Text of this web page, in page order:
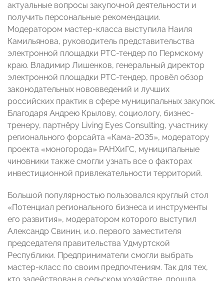
актуальные вопросы закупочной деятельности и
получить персональные рекомендации.
Модератором мастер-класса выступила Наиля
Камильянова, руководитель представительства
электронной площадки РТС-тендер по Пермскому
краю. Владимир Лишенков, генеральный директор
электронной площадки РТС-тендер, провёл обзор
законодательных нововведений и лучших
российских практик в сфере муниципальных закупок.
Благодаря Андрею Крылову, социологу, бизнес-
тренеру, партнёру Living Eyes Consulting, участнику
регионального форсайта «Кама-2035», модератору
проекта «моногорода» РАНХиГС, муниципальные
чиновники также смогли узнать все о факторах
инвестиционной привлекательности территорий.
Большой популярностью пользовался круглый стол
«Потенциал регионального бизнеса и инструменты
его развития», модератором которого выступил
Александр Свинин, и.о. первого заместителя
председателя правительства Удмуртской
Республики. Предприниматели смогли выбрать
мастер-класс по своим предпочтениям. Так для тех,